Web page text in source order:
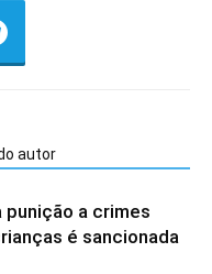
autor
punição a crimes
é sancionada